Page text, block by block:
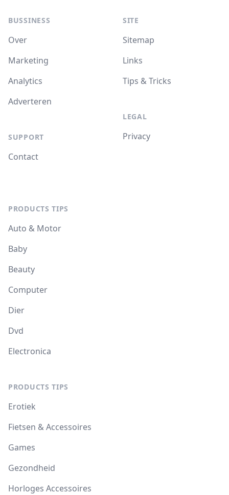
BUSSINESS
Over
Marketing
Analytics
Adverteren
SUPPORT
Contact
SITE
Sitemap
Links
Tips & Tricks
LEGAL
Privacy
PRODUCTS TIPS
Auto & Motor
Baby
Beauty
Computer
Dier
Dvd
Electronica
PRODUCTS TIPS
Erotiek
Fietsen & Accessoires
Games
Gezondheid
Horloges Accessoires